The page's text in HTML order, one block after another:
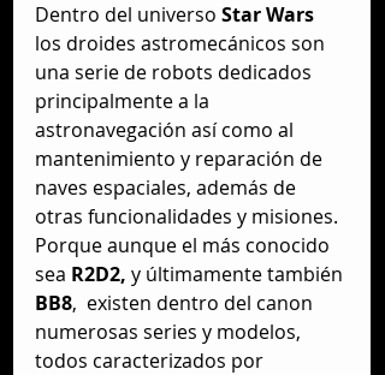
Dentro del universo Star Wars
los droides astromecánicos son
una serie de robots dedicados
principalmente a la
astronavegación así como al
mantenimiento y reparación de
naves espaciales, además de
otras funcionalidades y misiones.
Porque aunque el más conocido
sea R2D2, y últimamente también
BB8,  existen dentro del canon
numerosas series y modelos,
todos caracterizados por